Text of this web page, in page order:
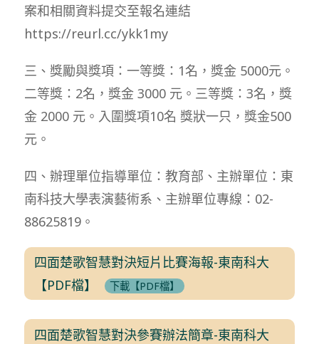
案和相關資料提交至報名連結
https://reurl.cc/ykk1my
三、獎勵與獎項：一等獎：1名，獎金 5000元。
二等獎：2名，獎金 3000 元。三等獎：3名，獎
金 2000 元。入圍獎項10名 獎狀一只，獎金500
元。
四、辦理單位指導單位：教育部、主辦單位：東
南科技大學表演藝術系、主辦單位專線：02-
88625819。
四面楚歌智慧對決短片比賽海報-東南科大
【PDF檔】
下載【PDF檔】
四面楚歌智慧對決參賽辦法簡章-東南科大